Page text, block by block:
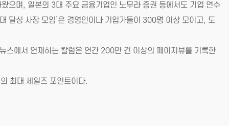
으며, 일본의 3대 주요 금융기업인 노무라 증권 등에서도 기업 연수
달성 사장 모임’은 경영인이나 기업가들이 300명 이상 모이고, 도
스에서 연재하는 칼럼은 연간 200만 건 이상의 페이지뷰를 기록한
최대 세일즈 포인트이다.